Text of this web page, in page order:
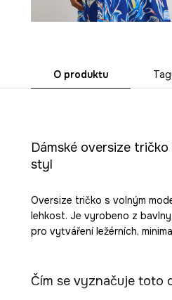
O produktu
Dámské oversize
styl
Oversize tričko s volným
lehkost. Je vyrobeno z
pro vytváření ležérních,
Čím se vyznačuje toto